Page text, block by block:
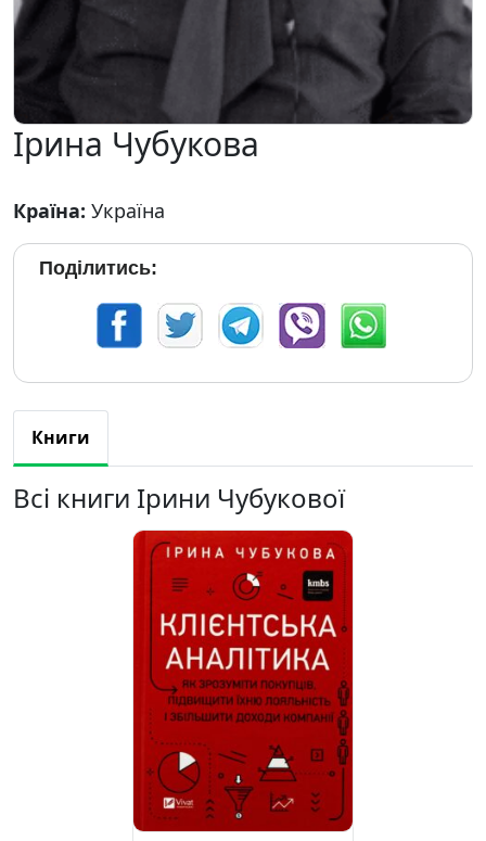
Ірина Чубукова
Країна: Україна
Поділитись:
Книги
Всі книги Ірини Чубукової